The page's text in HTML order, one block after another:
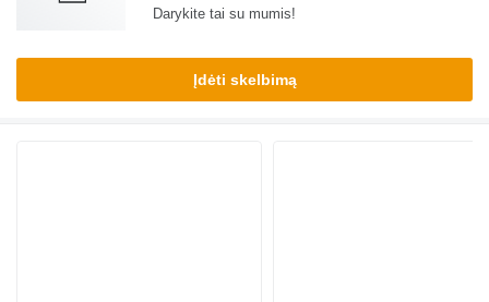
Darykite tai su mumis!
Įdėti skelbimą